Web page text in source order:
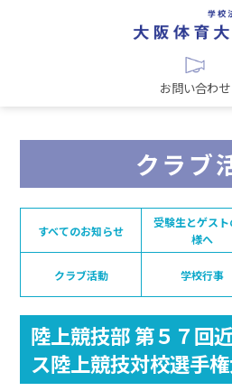
お問い合わせ
クラブ
すべてのお知らせ
受験生とゲスト
様へ
クラブ活動 学校行事
陸上競技部 第５７回
ス陸上競技対校選手